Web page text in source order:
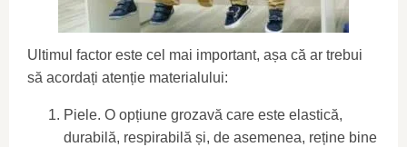
Ultimul factor este cel mai important, așa că ar trebui
să acordați atenție materialului:
Piele. O opțiune grozavă care este elastică,
durabilă, respirabilă și, de asemenea, reține bine